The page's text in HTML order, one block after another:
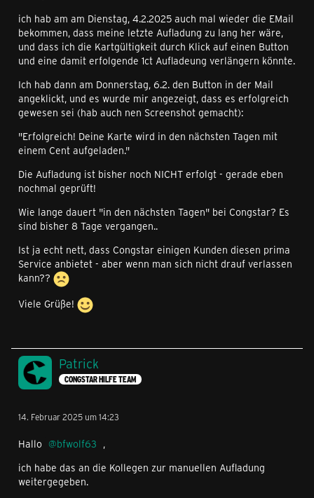
ich hab am am Dienstag, 4.2.2025 auch mal wieder die EMail
bekommen, dass meine letzte Aufladung zu lang her wäre,
und dass ich die Kartgültigkeit durch Klick auf einen Button
und eine damit erfolgende 1ct Aufladeung verlängern könnte.
Ich hab dann am Donnerstag, 6.2. den Button in der Mail
angeklickt, und es wurde mir angezeigt, dass es erfolgreich
gewesen sei (hab auch nen Screenshot gemacht):
"Erfolgreich! Deine Karte wird in den nächsten Tagen mit
einem Cent aufgeladen."
Die Aufladung ist bisher noch NICHT erfolgt - gerade eben
nochmal geprüft!
Wie lange dauert "in den nächsten Tagen" bei Congstar? Es
sind bisher 8 Tage vergangen..
Ist ja echt nett, dass Congstar einigen Kunden diesen prima
Service anbietet - aber wenn man sich nicht drauf verlassen
kann??
Viele Grüße!
Patrick
CONGSTAR HILFE TEAM
14. Februar 2025 um 14:23
Hallo bfwolf63 ,
ich habe das an die Kollegen zur manuellen Aufladung
weitergegeben.